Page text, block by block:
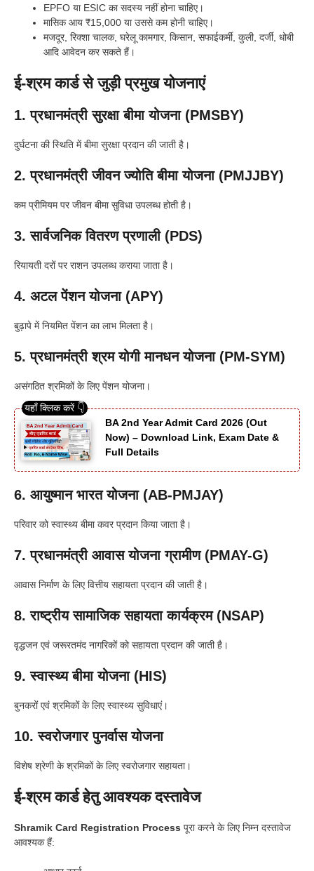
EPFO या ESIC का सदस्य नहीं होना चाहिए।
मासिक आय ₹15,000 या उससे कम होनी चाहिए।
मजदूर, रिक्शा चालक, घरेलू कामगार, किसान, सफाईकर्मी, कुली, दर्जी, धोबी
आदि आवेदन कर सकते हैं।
ई-श्रम कार्ड से जुड़ी प्रमुख योजनाएं
1. प्रधानमंत्री सुरक्षा बीमा योजना (PMSBY)
दुर्घटना की स्थिति में बीमा सुरक्षा प्रदान की जाती है।
2. प्रधानमंत्री जीवन ज्योति बीमा योजना (PMJJBY)
कम प्रीमियम पर जीवन बीमा सुविधा उपलब्ध होती है।
3. सार्वजनिक वितरण प्रणाली (PDS)
रियायती दरों पर राशन उपलब्ध कराया जाता है।
4. अटल पेंशन योजना (APY)
बुढ़ापे में नियमित पेंशन का लाभ मिलता है।
5. प्रधानमंत्री श्रम योगी मानधन योजना (PM-SYM)
असंगठित श्रमिकों के लिए पेंशन योजना।
BA 2nd Year Admit Card 2026 (Out
Now) – Download Link, Exam Date &
Full Details
6. आयुष्मान भारत योजना (AB-PMJAY)
परिवार को स्वास्थ्य बीमा कवर प्रदान किया जाता है।
7. प्रधानमंत्री आवास योजना ग्रामीण (PMAY-G)
आवास निर्माण के लिए वित्तीय सहायता प्रदान की जाती है।
8. राष्ट्रीय सामाजिक सहायता कार्यक्रम (NSAP)
वृद्धजन एवं जरूरतमंद नागरिकों को सहायता प्रदान की जाती है।
9. स्वास्थ्य बीमा योजना (HIS)
बुनकरों एवं श्रमिकों के लिए स्वास्थ्य सुविधाएं।
10. स्वरोजगार पुनर्वास योजना
विशेष श्रेणी के श्रमिकों के लिए स्वरोजगार सहायता।
ई-श्रम कार्ड हेतु आवश्यक दस्तावेज
Shramik Card Registration Process पूरा करने के लिए निम्न दस्तावेज
आवश्यक हैं: